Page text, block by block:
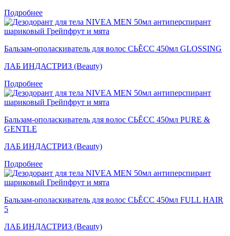
Подробнее
Бальзам-ополаскиватель для волос СЬĔСС 450мл GLOSSING
ЛАБ ИНДАСТРИЗ (Beauty)
Подробнее
Бальзам-ополаскиватель для волос СЬĔСС 450мл PURE &
GENTLE
ЛАБ ИНДАСТРИЗ (Beauty)
Подробнее
Бальзам-ополаскиватель для волос СЬĔСС 450мл FULL HAIR
5
ЛАБ ИНДАСТРИЗ (Beauty)